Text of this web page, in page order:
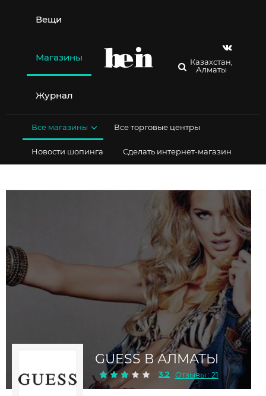
содержимому
Вещи
Магазины
Журнал
Казахстан,
Алматы
Все магазины Все торговые центры
Новости шопинга Сделать интернет-магазин
GUESS В АЛМАТЫ
3.2 Отзывы : 21